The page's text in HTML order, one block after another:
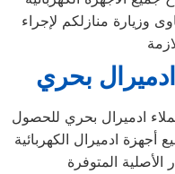
وزيارة منازلكم لإجراء
بحري
ادميرال بحري للحصول
ادميرال الكهربائية